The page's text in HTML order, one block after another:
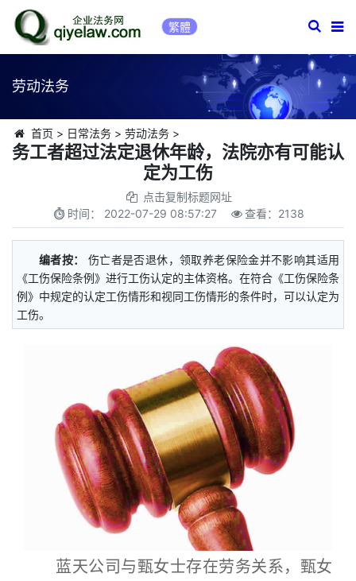
繁體
劳动法务
首页 > 日常法务> 劳动法务>
务工者超过法定退休年龄，法院亦有可能认
定为工伤
点击复制标题网址
时间： 2022-07-29 08:57:27 查看： 2138
编者按：
伤亡者是否退休，领取养老保险金并不影响其适用
《工伤保险条例》进行工伤认定的主体资格。在符合《工伤保险条
例》中规定的认定工伤情形和视同工伤情形的条件时，可以认定为
工伤。
蓝天公司与甄女士存在劳务关系，甄女